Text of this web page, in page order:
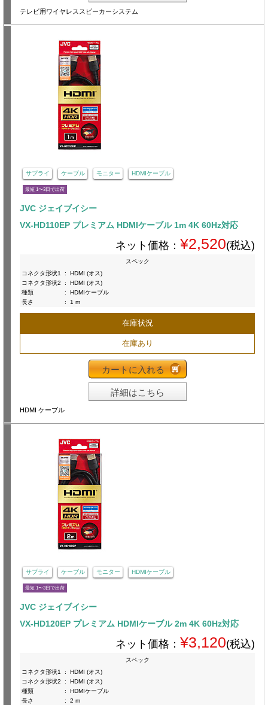
テレビ用ワイヤレススピーカーシステム
サプライ ケーブル モニター HDMIケーブル
最短 1〜3日で出荷
JVC ジェイブイシー
VX-HD110EP プレミアム HDMIケーブル 1m 4K 60Hz対応
ネット価格： ¥2,520(税込)
スペック
コネクタ形状1
:
HDMI (オス)
コネクタ形状2
:
HDMI (オス)
種類
:
HDMIケーブル
長さ
: 1 m
在庫状況
在庫あり
カートに入れる
詳細はこちら
HDMI ケーブル
サプライ ケーブル モニター HDMIケーブル
最短 1〜3日で出荷
JVC ジェイブイシー
VX-HD120EP プレミアム HDMIケーブル 2m 4K 60Hz対応
ネット価格： ¥3,120(税込)
スペック
コネクタ形状1
:
HDMI (オス)
コネクタ形状2
:
HDMI (オス)
種類
:
HDMIケーブル
長さ
: 2 m